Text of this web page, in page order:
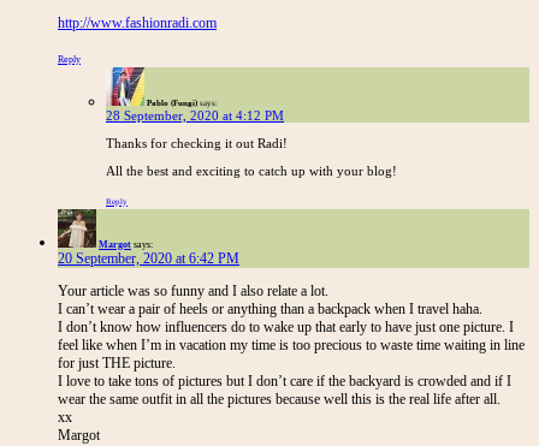
http://www.fashionradi.com
Reply
Pablo (Fungi) says:
28 September, 2020 at 4:12 PM
Thanks for checking it out Radi!
All the best and exciting to catch up with your blog!
Reply
Margot says:
20 September, 2020 at 6:42 PM
Your article was so funny and I also relate a lot.
I can’t wear a pair of heels or anything than a backpack when I travel haha.
I don’t know how influencers do to wake up that early to have just one picture. I
feel like when I’m in vacation my time is too precious to waste time waiting in line
for just THE picture.
I love to take tons of pictures but I don’t care if the backyard is crowded and if I
wear the same outfit in all the pictures because well this is the real life after all.
xx
Margot